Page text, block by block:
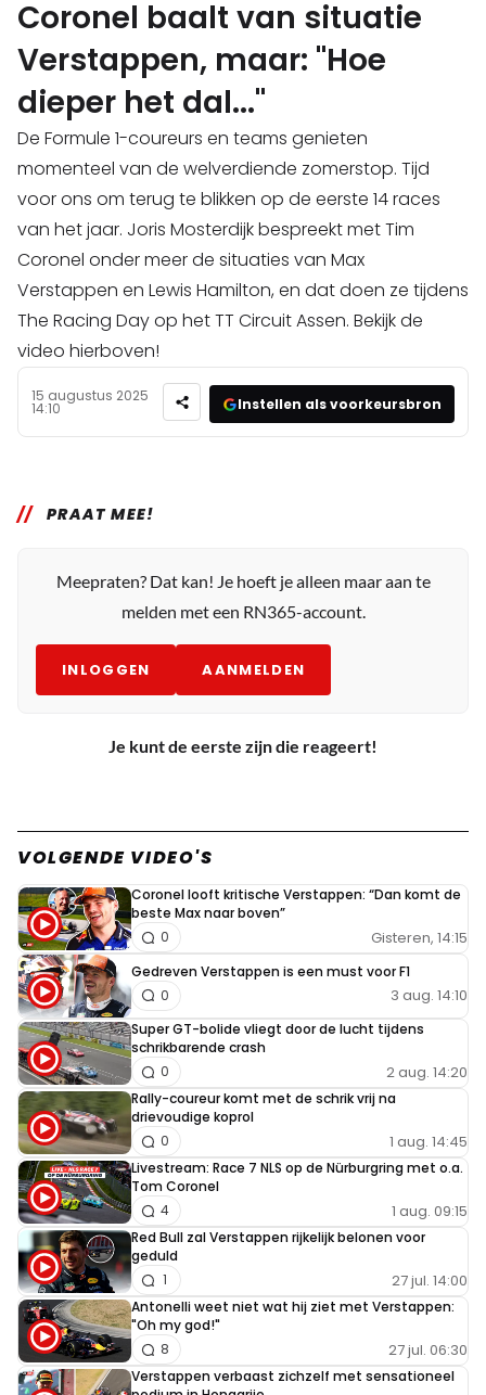
Coronel baalt van situatie
Verstappen, maar: "Hoe
dieper het dal..."
De Formule 1-coureurs en teams genieten
momenteel van de welverdiende zomerstop. Tijd
voor ons om terug te blikken op de eerste 14 races
van het jaar. Joris Mosterdijk bespreekt met Tim
Coronel onder meer de situaties van Max
Verstappen en Lewis Hamilton, en dat doen ze tijdens
The Racing Day op het TT Circuit Assen. Bekijk de
video hierboven!
15 augustus 2025
14:10 Instellen als voorkeursbron
PRAAT MEE!
Meepraten? Dat kan! Je hoeft je alleen maar aan te
melden met een RN365-account.
INLOGGEN AANMELDEN
Je kunt de eerste zijn die reageert!
VOLGENDE VIDEO'S
Coronel looft kritische Verstappen: “Dan komt de
beste Max naar boven”
Gisteren, 14:15
0
Gedreven Verstappen is een must voor F1
3 aug. 14:10
0
Super GT-bolide vliegt door de lucht tijdens
schrikbarende crash
2 aug. 14:20
0
Rally-coureur komt met de schrik vrij na
drievoudige koprol
1 aug. 14:45
0
Livestream: Race 7 NLS op de Nürburgring met o.a.
Tom Coronel
1 aug. 09:15
4
Red Bull zal Verstappen rijkelijk belonen voor
geduld
27 jul. 14:00
1
Antonelli weet niet wat hij ziet met Verstappen:
"Oh my god!"
27 jul. 06:30
8
Verstappen verbaast zichzelf met sensationeel